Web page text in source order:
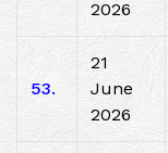
2026
53.
21
June
2026